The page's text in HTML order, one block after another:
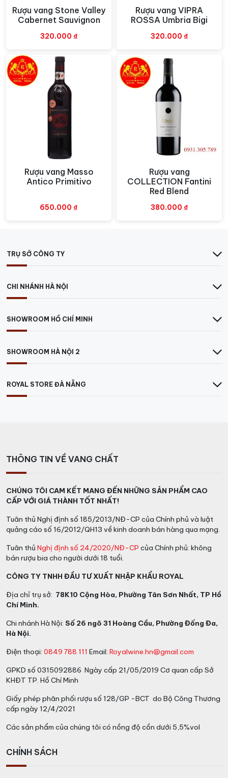
sồi từ quá trình ủ rượu.
Xem nhanh
Rượu vang Stone Valley
Cabernet Sauvignon
320.000 ₫
Xem nhanh
Rượu vang VIPRA
ROSSA Umbria Bigi
320.000 ₫
Xem nhanh
Rượu vang Masso
Antico Primitivo
650.000 ₫
Xem nhanh
Rượu vang
COLLECTION Fantini
Red Blend
380.000 ₫
TRỤ SỞ CÔNG TY
CHI NHÁNH HÀ NỘI
SHOWROOM HỒ CHÍ MINH
SHOWROOM HÀ NỘI 2
ROYAL STORE ĐÀ NẴNG
THÔNG TIN VỀ VANG CHẤT
CHÚNG TÔI CAM KẾT MANG ĐẾN NHỮNG SẢN PHẨM CAO
CẤP VỚI GIÁ THÀNH TỐT NHẤT!
Tuân thủ Nghị định số 185/2013/NĐ-CP của Chính phủ và luật
quảng cáo số 16/2012/QH13 về kinh doanh bán hàng qua mạng.
Tuân thủ Nghị định số 24/2020/NĐ-CP của Chính phủ: không
bán rượu bia cho người dưới 18 tuổi.
CÔNG TY TNHH ĐẦU TƯ XUẤT NHẬP KHẨU ROYAL
Địa chỉ trụ sở: 78K10 Cộng Hòa, Phường Tân Sơn Nhất, TP Hồ
Chí Minh.
Chi nhánh Hà Nội: Số 26 ngõ 31 Hoàng Cầu, Phường Đống Đa,
Hà Nội.
Điện thoại: 0849 788 111 Email: Royalwine.hn@gmail.com
GPKD số 0315092886 Ngày cấp 21/05/2019 Cơ quan cấp Sở
KHĐT TP. Hồ Chí Minh
Giấy phép phân phối rượu số 128/GP -BCT do Bộ Công Thương
cấp ngày 12/4/2021
Các sản phẩm của chúng tôi có nồng độ cồn dưới 5,5%vol
CHÍNH SÁCH